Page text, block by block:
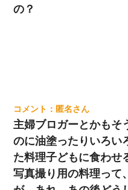
の？
匿名
主婦ブロガーとかもそ
のに油塗ったりいろい
た料理子どもに食わせ
写真撮り用の料理って